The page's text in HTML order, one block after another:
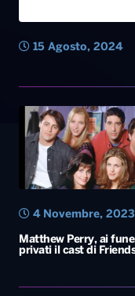
15 Agosto, 2024
Matthew Perry, ai
privati il cast di Friends
4 Novembre, 2023